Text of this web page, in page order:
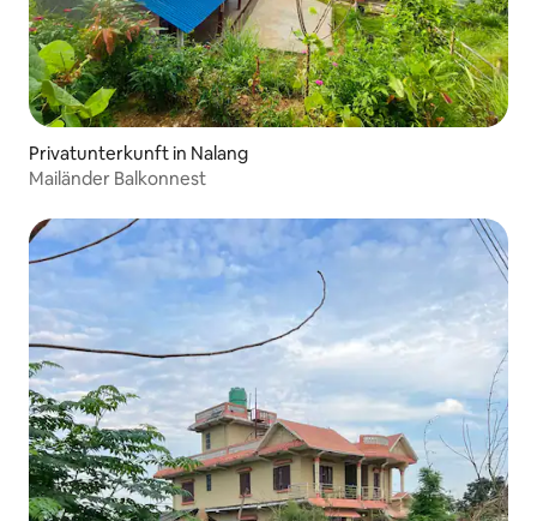
Privatunterkunft in Nalang
Mailänder Balkonnest